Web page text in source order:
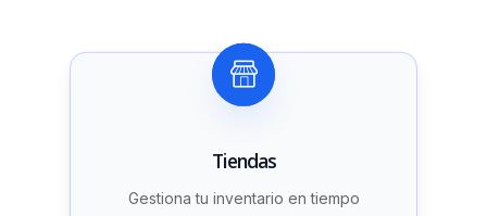
Tiendas
Gestiona tu inventario en tiempo